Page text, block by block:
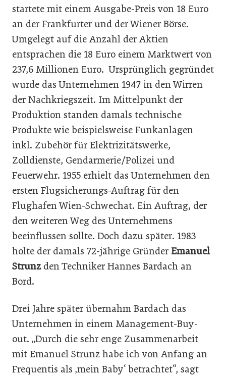
startete mit einem Ausgabe-Preis von 18 Euro
an der Frankfurter und der Wiener Börse.
Umgelegt auf die Anzahl der Aktien
entsprachen die 18 Euro einem Marktwert von
237,6 Millionen Euro. Ursprünglich gegründet
wurde das Unternehmen 1947 in den Wirren
der Nachkriegszeit. Im Mittelpunkt der
Produktion standen damals technische
Produkte wie beispielsweise Funkanlagen
inkl. Zubehör für Elektrizitätswerke,
Zolldienste, Gendarmerie/Polizei und
Feuerwehr. 1955 erhielt das Unternehmen den
ersten Flugsicherungs-Auftrag für den
Flughafen Wien-Schwechat. Ein Auftrag, der
den weiteren Weg des Unternehmens
beeinflussen sollte. Doch dazu später. 1983
holte der damals 72-jährige Gründer Emanuel
Strunzden Techniker Hannes Bardach an
Bord.
Drei Jahre später übernahm Bardach das
Unternehmen in einem Management-Buy-
out. „Durch die sehr enge Zusammenarbeit
mit Emanuel Strunz habe ich von Anfang an
Frequentis als ‚mein Baby‘ betrachtet“, sagt